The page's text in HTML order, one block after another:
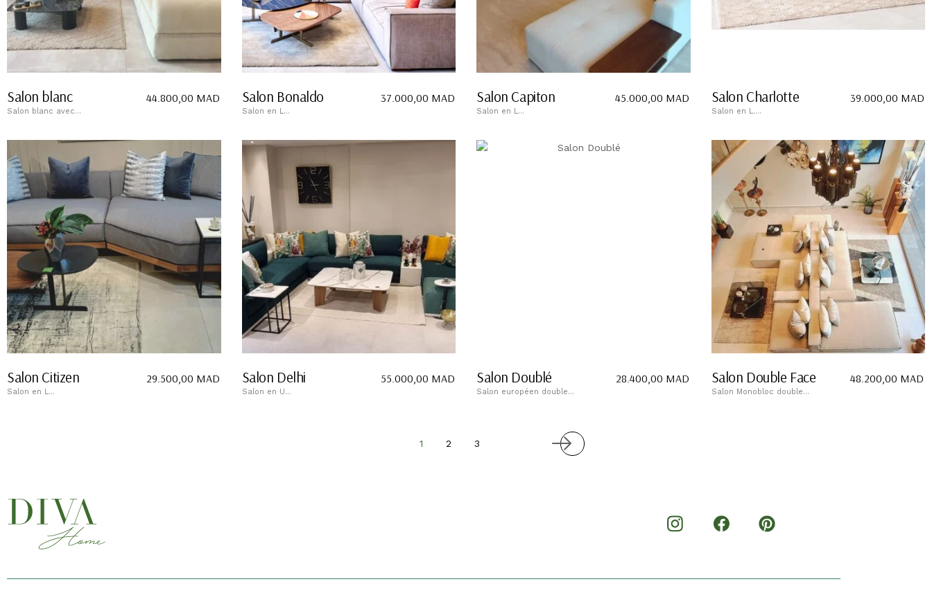
Salon blanc
Salon blanc avec...
44.800,00 MAD Salon Bonaldo
Salon en L...
37.000,00 MAD Salon Capiton
Salon en L...
45.000,00 MAD Salon Charlotte
Salon en L....
39.000,00 MAD
Salon Citizen
Salon en L...
29.500,00 MAD Salon Delhi
Salon en U...
55.000,00 MAD Salon Doublé
Salon européen double...
28.400,00 MAD Salon Double Face
Salon Monobloc double...
48.200,00 MAD
1 2 3